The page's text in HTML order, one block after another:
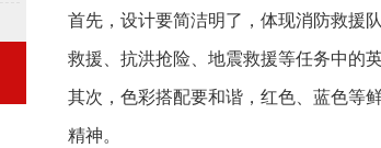
首先，设计要简洁明了，体现消防救援
救援、抗洪抢险、地震救援等任务中的英
其次，色彩搭配要和谐，红色、蓝色等
精神。